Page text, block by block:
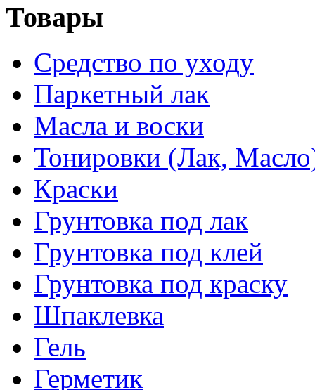
Товары
Средство по уходу
Паркетный лак
Масла и воски
Тонировки (Лак,
Краски
Грунтовка под лак
Грунтовка под клей
Грунтовка под краску
Шпаклевка
Гель
Герметик